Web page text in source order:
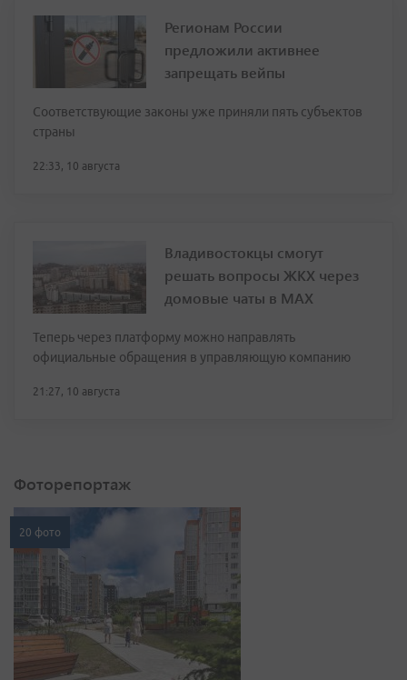
Регионам России
предложили активнее
запрещать вейпы
Соответствующие законы уже приняли пять субъектов
страны
22:33, 10 августа
Владивостокцы смогут
решать вопросы ЖКХ через
домовые чаты в МАХ
Теперь через платформу можно направлять
официальные обращения в управляющую компанию
21:27, 10 августа
Фоторепортаж
20 фото